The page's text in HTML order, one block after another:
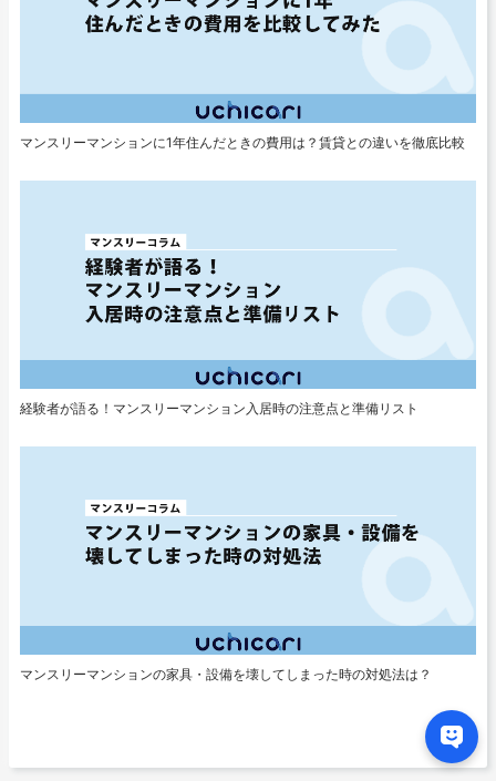
マンスリーマンションに1年住んだときの費用は？賃貸との違いを徹底比較
経験者が語る！マンスリーマンション入居時の注意点と準備リスト
マンスリーマンションの家具・設備を壊してしまった時の対処法は？